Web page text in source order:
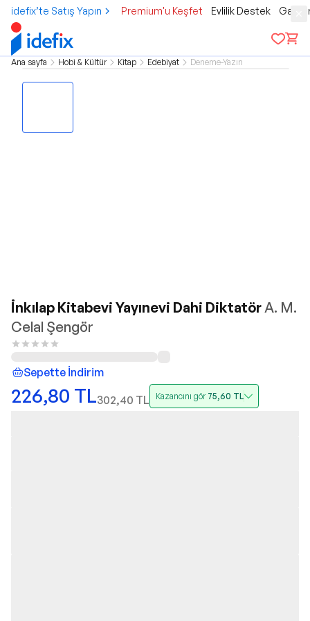
idefix’te Satış Yapın Premium'u Keşfet Evlilik Destek
Ana sayfa Hobi & Kültür Kitap Edebiyat Deneme-Yazın
İnkılap Kitabevi Yayınevi Dahi DiktatörA. M.
Celal Şengör
Sepette İndirim
226,80 TL302,40 TL Kazancını gör 75,60 TL